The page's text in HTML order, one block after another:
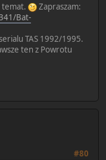
temat.
Zapraszam:
Bat-
TAS 1992/1995.
ten z Powrotu
#80